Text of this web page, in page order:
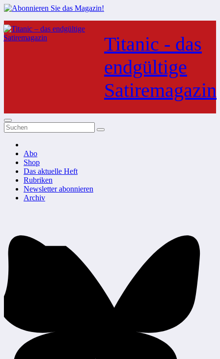
Zum
Inhalt
springen
Titanic - das
endgültige
Satiremagazin
Abo
Shop
Das aktuelle Heft
Rubriken
Newsletter abonnieren
Archiv